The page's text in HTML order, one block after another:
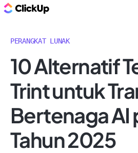
PERANGKAT LUNAK
10 Alternatif
Trint untuk
Bertenaga AI
Tahun 2025